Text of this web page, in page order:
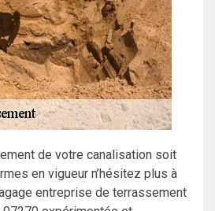
de votre canalisation soit
en vigueur n’hésitez plus à
entreprise de terrassement